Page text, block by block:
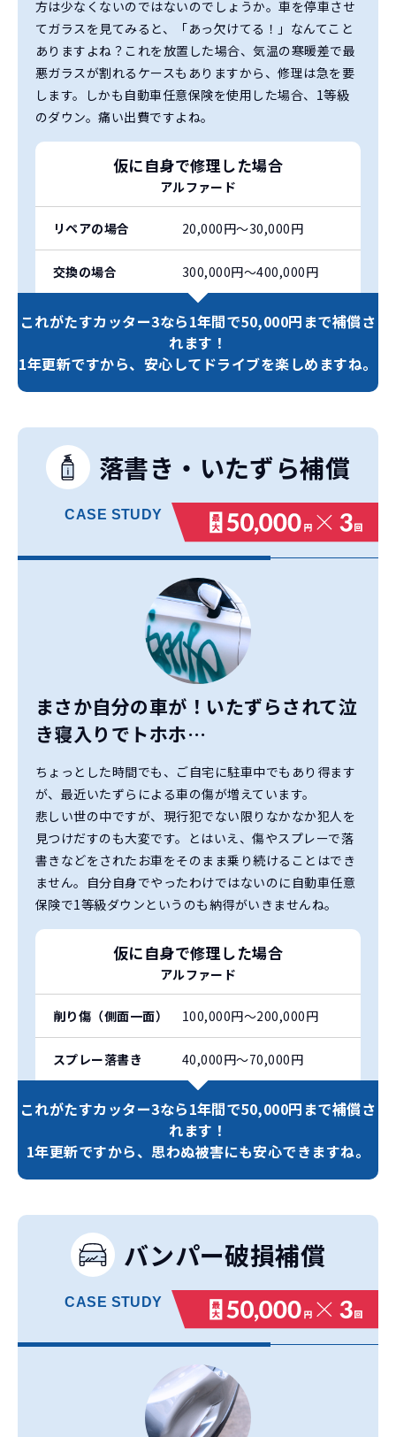
方は少なくないのではないのでしょうか。車を停車させ
てガラスを見てみると、「あっ欠けてる！」なんてこと
ありますよね？これを放置した場合、気温の寒暖差で最
悪ガラスが割れるケースもありますから、修理は急を要
します。しかも自動車任意保険を使用した場合、1等級
のダウン。痛い出費ですよね。
仮に自身で修理した場合
アルファード
リペアの場合 20,000円〜30,000円
交換の場合 300,000円〜400,000円
これがたすカッター3なら1年間で50,000円まで補償さ
れます！
1年更新ですから、 安心してドライブを楽しめますね。
落書き・いたずら補償
CASE STUDY
まさか自分の車が！ いたずらされて泣
き寝入りでトホホ…
ちょっとした時間でも、ご自宅に駐車中でもあり得ます
が、最近いたずらによる車の傷が増えています。
悲しい世の中ですが、現行犯でない限りなかなか犯人を
見つけだすのも大変です。とはいえ、傷やスプレーで落
書きなどをされたお車をそのまま乗り続けることはでき
ません。自分自身でやったわけではないのに自動車任意
保険で1等級ダウンというのも納得がいきませんね。
仮に自身で修理した場合
アルファード
削り傷（側面一面） 100,000円〜200,000円
スプレー落書き 40,000円〜70,000円
これがたすカッター3なら1年間で50,000円まで補償さ
れます！
1年更新ですから、 思わぬ被害にも安心できますね。
バンパー破損補償
CASE STUDY